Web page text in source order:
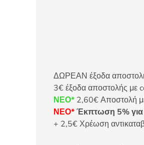
ΔΩΡΕΑΝ έξοδα
3€ έξοδα αποστολής με
ΝΕΟ* 2,60€ Αποστολή
ΝΕΟ*Έκπτωση 5% για
+ 2,5€ Χρέωση